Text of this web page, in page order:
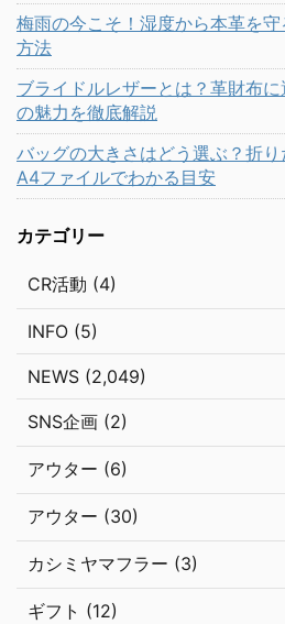
梅雨の今こそ！湿度から本革を
方法
ブライドルレザーとは？革財布
の魅力を徹底解説
バッグの大きさはどう選ぶ？折り
A4ファイルでわかる目安
カテゴリー
CR活動 (4)
INFO (5)
NEWS (2,049)
SNS企画 (2)
アウター (6)
アウター (30)
カシミヤマフラー (3)
ギフト (12)